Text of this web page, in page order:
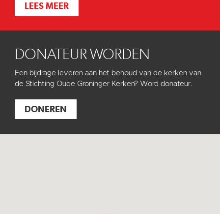
LEES MEER
DONATEUR WORDEN
Een bijdrage leveren aan het behoud van de kerken van
de Stichting Oude Groninger Kerken? Word donateur.
DONEREN